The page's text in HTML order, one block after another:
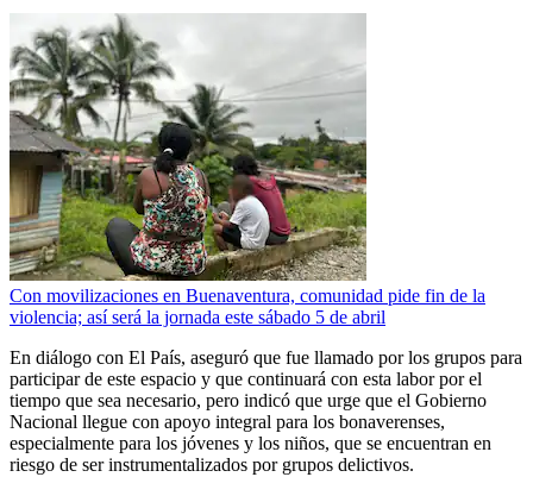
Con movilizaciones en Buenaventura, comunidad pide fin de la
violencia; así será la jornada este sábado 5 de abril
En diálogo con El País, aseguró que fue llamado por los grupos para
participar de este espacio y que continuará con esta labor por el
tiempo que sea necesario, pero indicó que urge que el Gobierno
Nacional llegue con apoyo integral para los bonaverenses,
especialmente para los jóvenes y los niños, que se encuentran en
riesgo de ser instrumentalizados por grupos delictivos.